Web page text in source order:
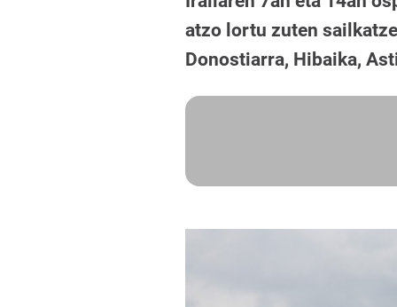
atzo lortu zuten
Donostiarra, Hibaika,